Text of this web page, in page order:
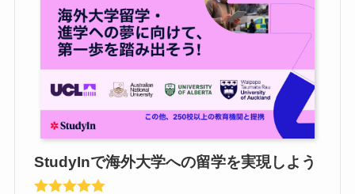
StudyInで海外大学への留学を実現しよう